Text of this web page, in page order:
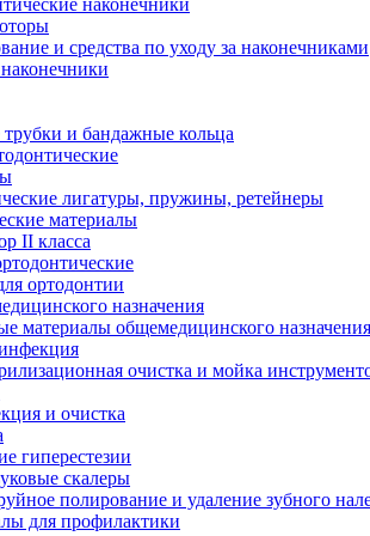
и средства по уходу за наконечниками
и бандажные кольца
лигатуры, пружины, ретейнеры
материалы
II класса
ортодонтии
назначения
материалы общемедицинского назначения
очистка и мойка
и очистка
гиперестезии
скалеры
полирование и удаление зубного
для профилактики